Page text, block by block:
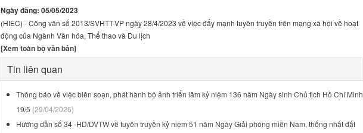
Ngày đăng: 05/05/2023
(HIEC) - Công văn số 2013/SVHTT-VP ngày 28/4/2023 về việc đẩy mạnh tuyên truyền trên mạng xã hội về hoạt
động của Ngành Văn hóa, Thể thao và Du lịch
[Xem toàn bộ văn bản]
Tin liên quan
Thông báo về việc biên soạn, phát hành bộ ảnh triển lãm kỷ niệm 136 năm Ngày sinh Chủ tịch Hồ Chí Minh
19/5 (29/04/2026)
Hướng dẫn số 34 -HD/DVTW về tuyên truyền kỷ niệm 51 năm Ngày Giải phóng miền Nam, thống nhất đất